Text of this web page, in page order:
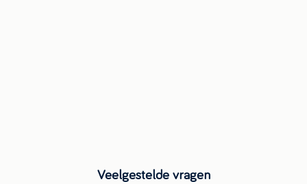
Veelgestelde vragen